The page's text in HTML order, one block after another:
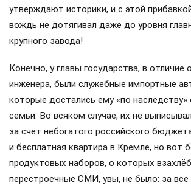
утверждают историки, и с этой
вождь не дотягивал даже до уровня
крупного завода!
Конечно, у главы государства, в отличие
инженера, были служебные импортные
которые достались ему «по наследству»
семьи. Во всяком случае, их не
за счёт небогатого российского
и бесплатная квартира в Кремле, но вот
продуктовых наборов, о которых
перестроечные СМИ, увы, не было: за